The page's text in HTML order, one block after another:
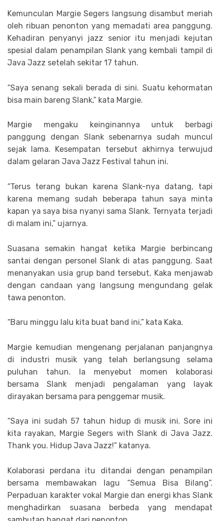
Kemunculan Margie Segers langsung disambut meriah
oleh ribuan penonton yang memadati area panggung.
Kehadiran penyanyi jazz senior itu menjadi kejutan
spesial dalam penampilan Slank yang kembali tampil di
Java Jazz setelah sekitar 17 tahun.
“Saya senang sekali berada di sini. Suatu kehormatan
bisa main bareng Slank,” kata Margie.
Margie mengaku keinginannya untuk berbagi
panggung dengan Slank sebenarnya sudah muncul
sejak lama. Kesempatan tersebut akhirnya terwujud
dalam gelaran Java Jazz Festival tahun ini.
“Terus terang bukan karena Slank-nya datang, tapi
karena memang sudah beberapa tahun saya minta
kapan ya saya bisa nyanyi sama Slank. Ternyata terjadi
di malam ini,” ujarnya.
Suasana semakin hangat ketika Margie berbincang
santai dengan personel Slank di atas panggung. Saat
menanyakan usia grup band tersebut, Kaka menjawab
dengan candaan yang langsung mengundang gelak
tawa penonton.
“Baru minggu lalu kita buat band ini,” kata Kaka.
Margie kemudian mengenang perjalanan panjangnya
di industri musik yang telah berlangsung selama
puluhan tahun. Ia menyebut momen kolaborasi
bersama Slank menjadi pengalaman yang layak
dirayakan bersama para penggemar musik.
“Saya ini sudah 57 tahun hidup di musik ini. Sore ini
kita rayakan, Margie Segers with Slank di Java Jazz.
Thank you. Hidup Java Jazz!” katanya.
Kolaborasi perdana itu ditandai dengan penampilan
bersama membawakan lagu “Semua Bisa Bilang”.
Perpaduan karakter vokal Margie dan energi khas Slank
menghadirkan suasana berbeda yang mendapat